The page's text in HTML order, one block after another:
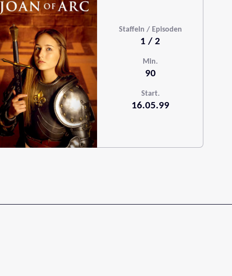
Staffeln / Episoden
1 / 2
Min.
90
Start.
16.05.99